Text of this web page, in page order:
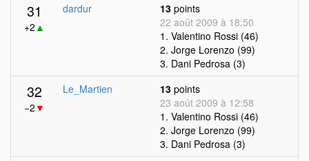
31
+2 ▲
dardur 13 points
22 août 2009 à 18:50
1. Valentino Rossi (46)
2. Jorge Lorenzo (99)
3. Dani Pedrosa (3)
32
−2 ▼
Le_Martien 13 points
23 août 2009 à 12:58
1. Valentino Rossi (46)
2. Jorge Lorenzo (99)
3. Dani Pedrosa (3)